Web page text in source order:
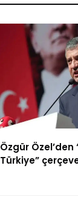
Özgür Özel’den
Türkiye”